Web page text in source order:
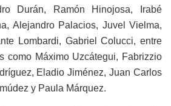
Durán, Ramón Hinojosa, Irabé
Alejandro Palacios, Juvel Vielma,
Lombardi, Gabriel Colucci, entre
como Máximo Uzcátegui, Fabrizzio
Eladio Jiménez, Juan Carlos
y Paula Márquez.